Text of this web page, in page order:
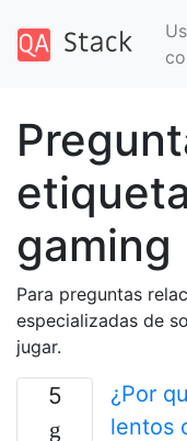
gaming
Para preguntas
especializadas de
jugar.
5
¿Por
lentos